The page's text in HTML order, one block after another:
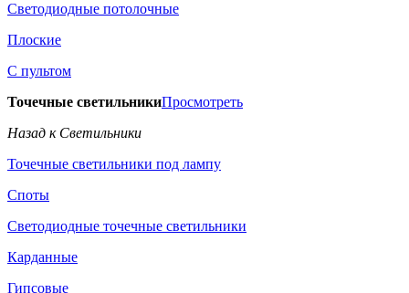
Светодиодные потолочные
Плоские
С пультом
Точечные светильникиПросмотреть
Назад к Светильники
Точечные светильники под лампу
Споты
Светодиодные точечные светильники
Карданные
Гипсовые